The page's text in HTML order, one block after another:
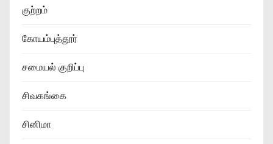
குற்றம்
கோயம்புத்தூர்
சமையல் குறிப்பு
சிவகங்கை
சினிமா